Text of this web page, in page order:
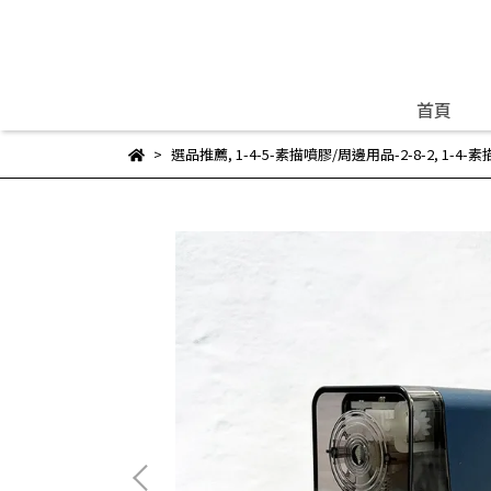
首頁
選品推薦, 1-4-5-素描噴膠/周邊用品-2-8-2, 1-4-素